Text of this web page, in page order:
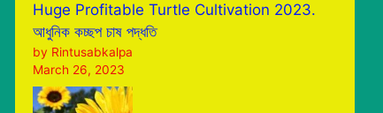
Huge Profitable Turtle Cultivation 2023.
আধুনিক কচ্ছপ চাষ পদ্ধতি
by Rintusabkalpa
March 26, 2023